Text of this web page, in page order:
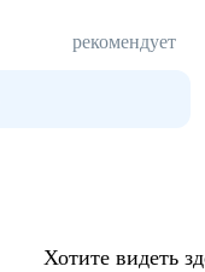
рекомендует
Хотите видеть